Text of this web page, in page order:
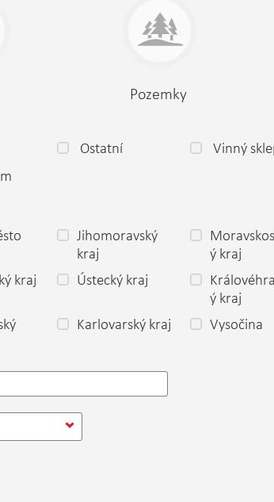
Pozemky
Ostatní Vinný
Jihomoravský
kraj
ý kraj
kraj Ústecký kraj
ý kraj
Karlovarský kraj Vysočina